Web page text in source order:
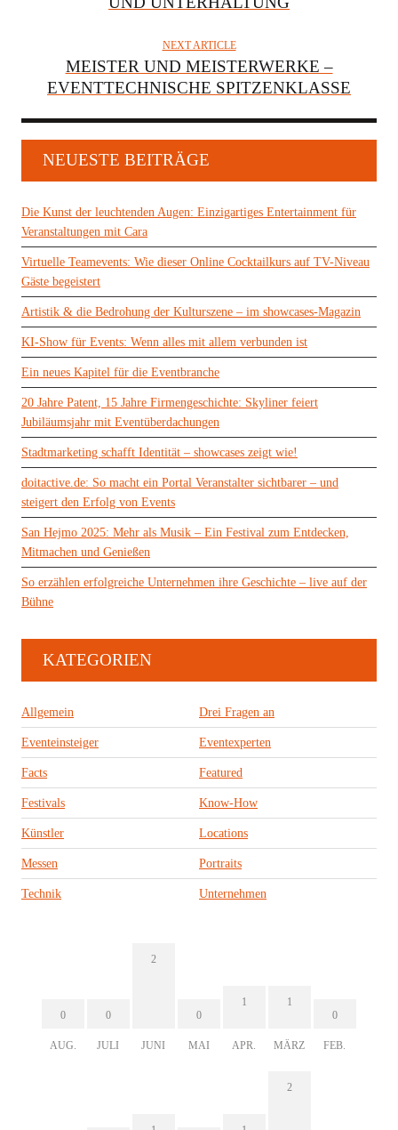
NEXT ARTICLE
MEISTER UND MEISTERWERKE –
EVENTTECHNISCHE SPITZENKLASSE
NEUESTE BEITRÄGE
Die Kunst der leuchtenden Augen: Einzigartiges Entertainment für
Veranstaltungen mit Cara
Virtuelle Teamevents: Wie dieser Online Cocktailkurs auf TV-Niveau
Gäste begeistert
Artistik & die Bedrohung der Kulturszene – im showcases-Magazin
KI-Show für Events: Wenn alles mit allem verbunden ist
Ein neues Kapitel für die Eventbranche
20 Jahre Patent, 15 Jahre Firmengeschichte: Skyliner feiert
Jubiläumsjahr mit Eventüberdachungen
Stadtmarketing schafft Identität – showcases zeigt wie!
doitactive.de: So macht ein Portal Veranstalter sichtbarer – und
steigert den Erfolg von Events
San Hejmo 2025: Mehr als Musik – Ein Festival zum Entdecken,
Mitmachen und Genießen
So erzählen erfolgreiche Unternehmen ihre Geschichte – live auf der
Bühne
KATEGORIEN
Allgemein Drei Fragen an
Eventeinsteiger Eventexperten
Facts Featured
Festivals Know-How
Künstler Locations
Messen Portraits
Technik Unternehmen
0
AUG.
0
JULI
2
JUNI
0
MAI
1
APR.
1
MÄRZ
0
FEB.
2